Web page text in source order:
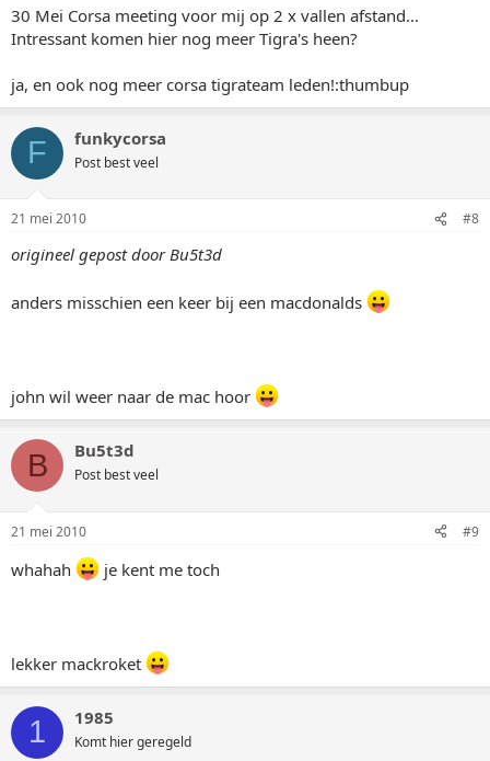
30 Mei Corsa meeting voor mij op 2 x vallen afstand...
Intressant komen hier nog meer Tigra's heen?
ja, en ook nog meer corsa tigrateam leden!:thumbup
F funkycorsa
Post best veel
21 mei 2010 #8
origineel gepost door Bu5t3d
anders misschien een keer bij een macdonalds
john wil weer naar de mac hoor
B Bu5t3d
Post best veel
21 mei 2010 #9
whahah je kent me toch
lekker mackroket
1 1985
Komt hier geregeld